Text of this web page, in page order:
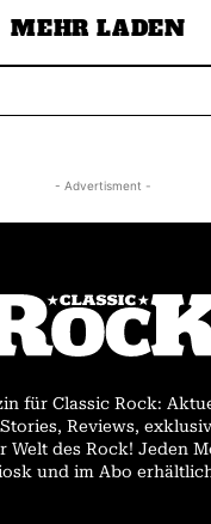
MEHR LADEN
- Advertisment -
für Classic Rock:
Reviews,
Welt des Rock! Jeden
und im Abo